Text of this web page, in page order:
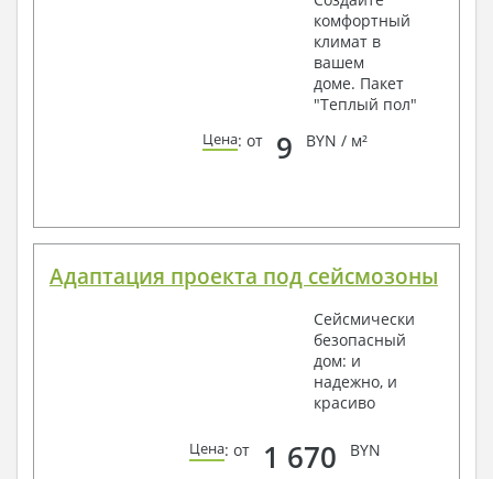
комфортный
климат в
вашем
доме. Пакет
"Теплый пол"
Цена: от 9 BYN / м²
Адаптация проекта под сейсмозоны
Сейсмически
безопасный
дом: и
надежно, и
красиво
Цена: от 1 670 BYN